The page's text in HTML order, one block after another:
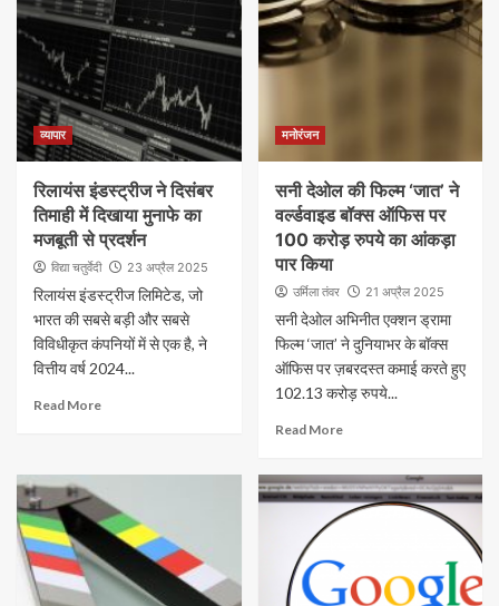
व्यापार
रिलायंस इंडस्ट्रीज ने दिसंबर
तिमाही में दिखाया मुनाफे का
मजबूती से प्रदर्शन
विद्या चतुर्वेदी 23 अप्रैल 2025
रिलायंस इंडस्ट्रीज लिमिटेड, जो
भारत की सबसे बड़ी और सबसे
विविधीकृत कंपनियों में से एक है, ने
वित्तीय वर्ष 2024...
Read More
मनोरंजन
सनी देओल की फिल्म ‘जात’ ने
वर्ल्डवाइड बॉक्स ऑफिस पर
100 करोड़ रुपये का आंकड़ा
पार किया
उर्मिला तंवर 21 अप्रैल 2025
सनी देओल अभिनीत एक्शन ड्रामा
फिल्म ‘जात’ ने दुनियाभर के बॉक्स
ऑफिस पर ज़बरदस्त कमाई करते हुए
102.13 करोड़ रुपये...
Read More